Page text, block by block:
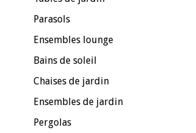
Parasols
Ensembles lounge
Bains de soleil
Chaises de jardin
Ensembles de jardin
Pergolas